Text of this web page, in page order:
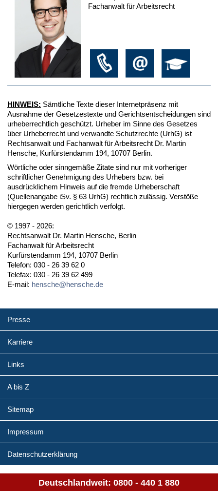
Fachanwalt für Arbeitsrecht
HINWEIS: Sämtliche Texte dieser Internetpräsenz mit
Ausnahme der Gesetzestexte und Gerichtsentscheidungen sind
urheberrechtlich geschützt. Urheber im Sinne des Gesetzes
über Urheberrecht und verwandte Schutzrechte (UrhG) ist
Rechtsanwalt und Fachanwalt für Arbeitsrecht Dr. Martin
Hensche, Kurfürstendamm 194, 10707 Berlin.
Wörtliche oder sinngemäße Zitate sind nur mit vorheriger
schriftlicher Genehmigung des Urhebers bzw. bei
ausdrücklichem Hinweis auf die fremde Urheberschaft
(Quellenangabe iSv. § 63 UrhG) rechtlich zulässig. Verstöße
hiergegen werden gerichtlich verfolgt.
© 1997 - 2026:
Rechtsanwalt Dr. Martin Hensche, Berlin
Fachanwalt für Arbeitsrecht
Kurfürstendamm 194, 10707 Berlin
Telefon: 030 - 26 39 62 0
Telefax: 030 - 26 39 62 499
E-mail: hensche@hensche.de
Presse
Karriere
Links
A bis Z
Sitemap
Impressum
Datenschutzerklärung
Deutschlandweit: 0800 - 440 1 880